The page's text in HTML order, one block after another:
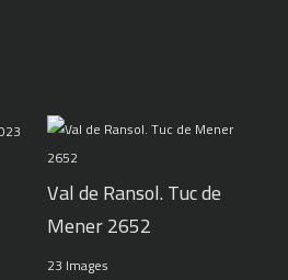
Val de Ransol. Tuc de
Mener 2652
23 Images